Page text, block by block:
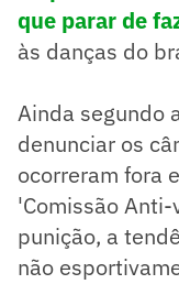
que parar de
às danças do
Ainda segundo
denunciar os
ocorreram fora
'Comissão Anti-
punição, a
não